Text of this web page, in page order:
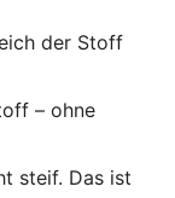
der Stoff
– ohne
steif. Das ist